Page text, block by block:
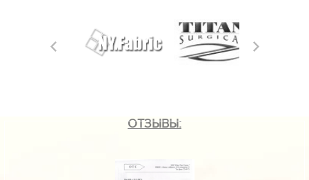
ОТЗЫВЫ: